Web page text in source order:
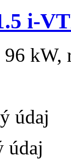
i-
kW,
údaj
údaj